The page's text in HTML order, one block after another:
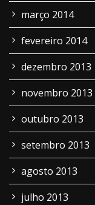
março 2014
fevereiro 2014
dezembro 2013
novembro 2013
outubro 2013
setembro 2013
agosto 2013
julho 2013